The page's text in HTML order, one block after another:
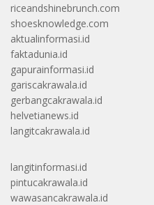
riceandshinebrunch.com
shoesknowledge.com
aktualinformasi.id
faktadunia.id
gapurainformasi.id
gariscakrawala.id
gerbangcakrawala.id
helvetianews.id
langitcakrawala.id
langitinformasi.id
pintucakrawala.id
wawasancakrawala.id